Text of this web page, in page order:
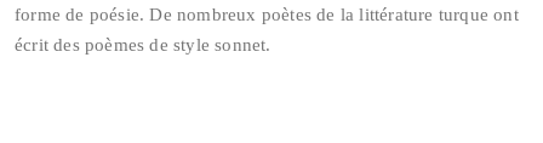
forme de poésie. De nombreux poètes de la littérature turque ont
écrit des poèmes de style sonnet.